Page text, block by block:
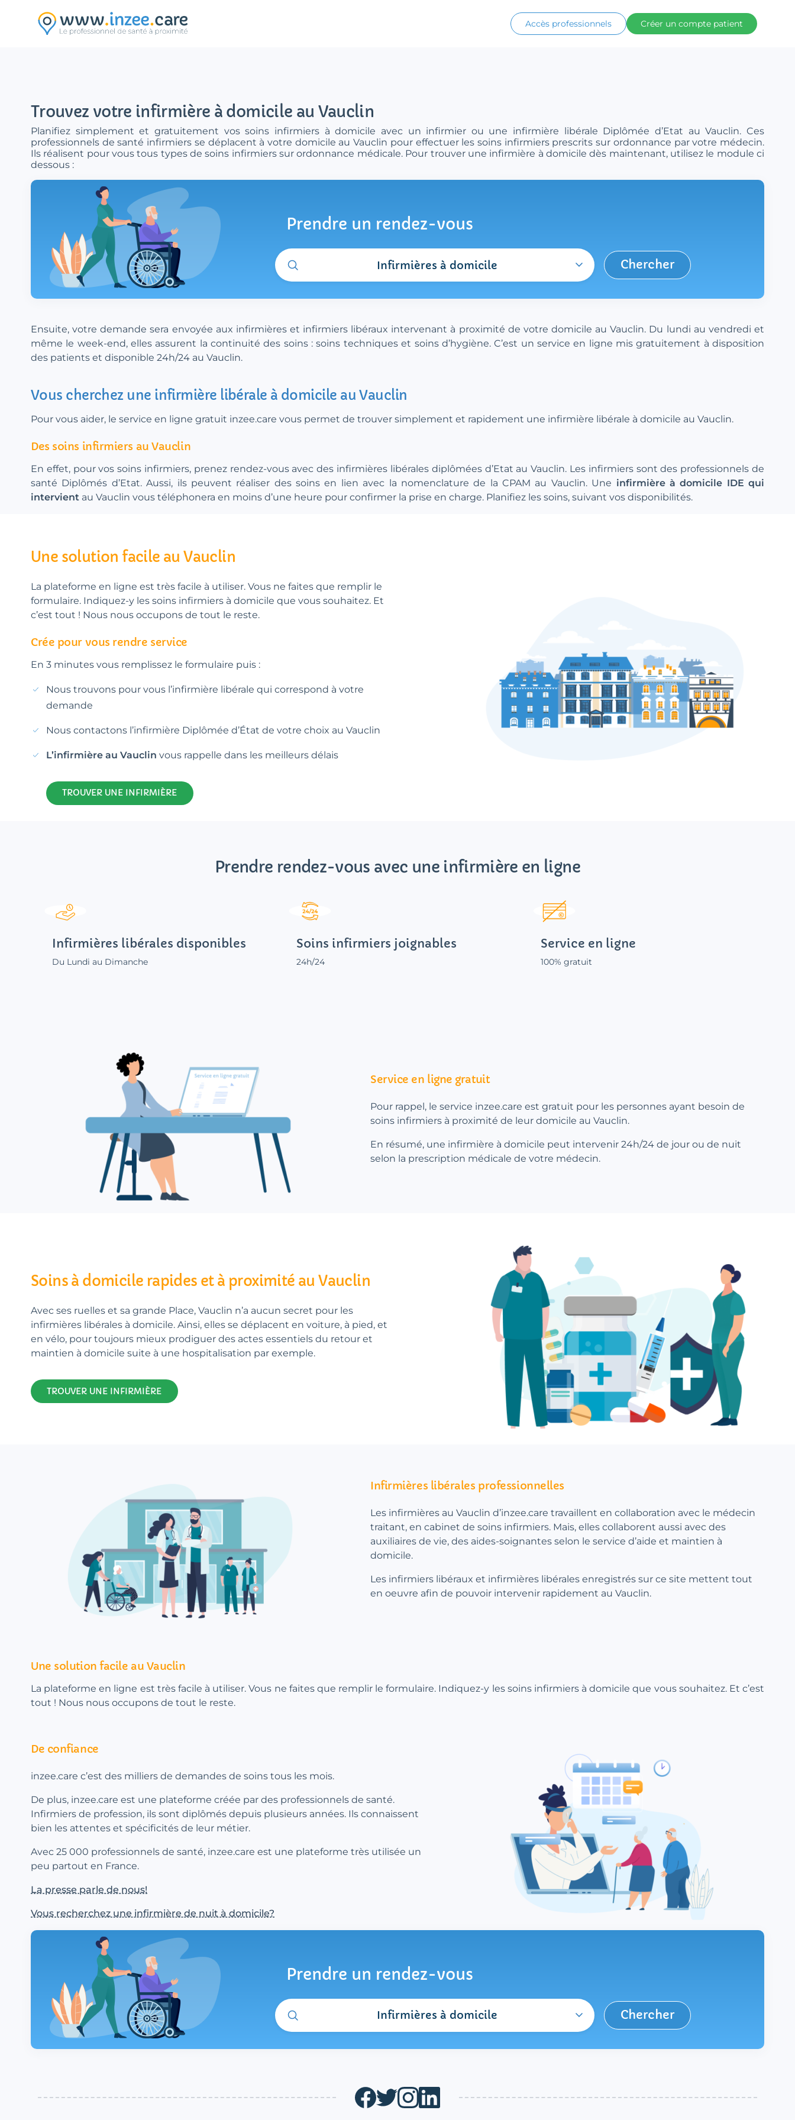
Accès professionnels Créer un compte patient
Trouvez votre infirmière à domicile au Vauclin
Planifiez simplement et gratuitement vos soins infirmiers à domicile avec un infirmier ou une infirmière libérale Diplômée d’Etat au Vauclin. Ces
professionnels de santé infirmiers se déplacent à votre domicile au Vauclin pour effectuer les soins infirmiers prescrits sur ordonnance par votre médecin.
Ils réalisent pour vous tous types de soins infirmiers sur ordonnance médicale. Pour trouver une infirmière à domicile dès maintenant, utilisez le module ci
dessous :
Prendre un rendez-vous
Infirmières à domicile Chercher
Ensuite, votre demande sera envoyée aux infirmières et infirmiers libéraux intervenant à proximité de votre domicile au Vauclin. Du lundi au vendredi et
même le week-end, elles assurent la continuité des soins : soins techniques et soins d’hygiène. C’est un service en ligne mis gratuitement à disposition
des patients et disponible 24h/24 au Vauclin.
Vous cherchez une infirmière libérale à domicile au Vauclin
Pour vous aider, le service en ligne gratuit inzee.care vous permet de trouver simplement et rapidement une infirmière libérale à domicile au Vauclin.
Des soins infirmiers au Vauclin
En effet, pour vos soins infirmiers, prenez rendez-vous avec des infirmières libérales diplômées d’Etat au Vauclin. Les infirmiers sont des professionnels de
santé Diplômés d’Etat. Aussi, ils peuvent réaliser des soins en lien avec la nomenclature de la CPAM au Vauclin. Une infirmière à domicile IDE qui
intervient au Vauclin vous téléphonera en moins d’une heure pour confirmer la prise en charge. Planifiez les soins, suivant vos disponibilités.
Une solution facile au Vauclin
La plateforme en ligne est très facile à utiliser. Vous ne faites que remplir le
formulaire. Indiquez-y les soins infirmiers à domicile que vous souhaitez. Et
c’est tout ! Nous nous occupons de tout le reste.
Crée pour vous rendre service
En 3 minutes vous remplissez le formulaire puis :
Nous trouvons pour vous l’infirmière libérale qui correspond à votre
demande
Nous contactons l’infirmière Diplômée d’État de votre choix au Vauclin
L’infirmière au Vauclin vous rappelle dans les meilleurs délais
TROUVER UNE INFIRMIÈRE
Prendre rendez-vous avec une infirmière en ligne
Infirmières libérales disponibles
Du Lundi au Dimanche
Soins infirmiers joignables
24h/24
Service en ligne
100% gratuit
Service en ligne gratuit
Pour rappel, le service inzee.care est gratuit pour les personnes ayant besoin de
soins infirmiers à proximité de leur domicile au Vauclin.
En résumé, une infirmière à domicile peut intervenir 24h/24 de jour ou de nuit
selon la prescription médicale de votre médecin.
Soins à domicile rapides et à proximité au Vauclin
Avec ses ruelles et sa grande Place, Vauclin n’a aucun secret pour les
infirmières libérales à domicile. Ainsi, elles se déplacent en voiture, à pied, et
en vélo, pour toujours mieux prodiguer des actes essentiels du retour et
maintien à domicile suite à une hospitalisation par exemple.
TROUVER UNE INFIRMIÈRE
Infirmières libérales professionnelles
Les infirmières au Vauclin d’inzee.care travaillent en collaboration avec le médecin
traitant, en cabinet de soins infirmiers. Mais, elles collaborent aussi avec des
auxiliaires de vie, des aides-soignantes selon le service d’aide et maintien à
domicile.
Les infirmiers libéraux et infirmières libérales enregistrés sur ce site mettent tout
en oeuvre afin de pouvoir intervenir rapidement au Vauclin.
Une solution facile au Vauclin
La plateforme en ligne est très facile à utiliser. Vous ne faites que remplir le formulaire. Indiquez-y les soins infirmiers à domicile que vous souhaitez. Et c’est
tout ! Nous nous occupons de tout le reste.
De confiance
inzee.care c’est des milliers de demandes de soins tous les mois.
De plus, inzee.care est une plateforme créée par des professionnels de santé.
Infirmiers de profession, ils sont diplômés depuis plusieurs années. Ils connaissent
bien les attentes et spécificités de leur métier.
Avec 25 000 professionnels de santé, inzee.care est une plateforme très utilisée un
peu partout en France.
La presse parle de nous!
Vous recherchez une infirmière de nuit à domicile?
Prendre un rendez-vous
Infirmières à domicile Chercher